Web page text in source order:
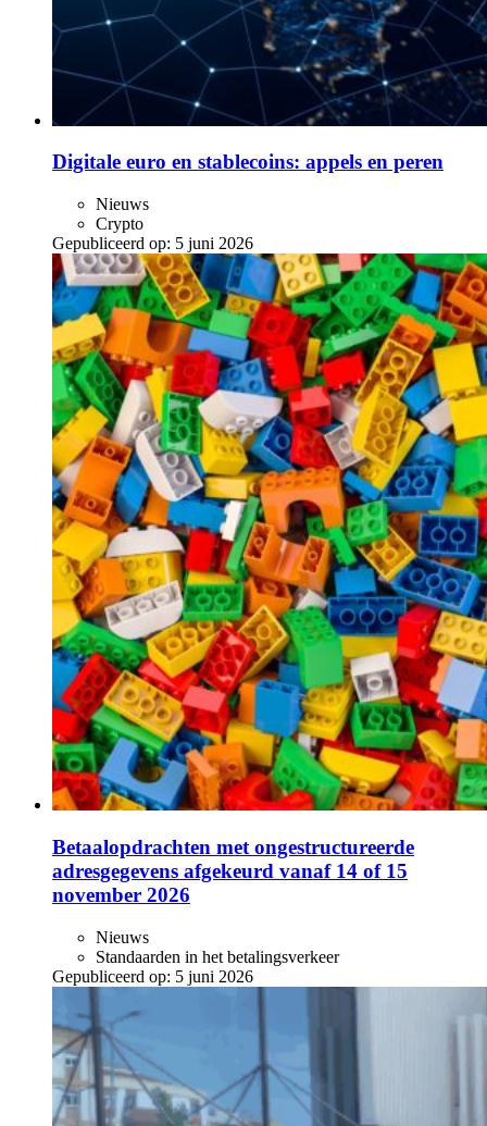
Digitale euro en stablecoins: appels en peren
Nieuws
Crypto
Gepubliceerd op: 5 juni 2026
Betaalopdrachten met ongestructureerde
adresgegevens afgekeurd vanaf 14 of 15
november 2026
Nieuws
Standaarden in het betalingsverkeer
Gepubliceerd op: 5 juni 2026